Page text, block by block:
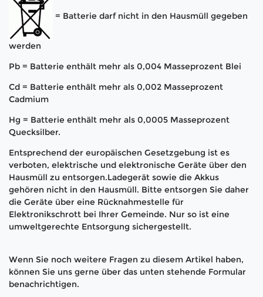
= Batterie darf nicht in den Hausmüll gegeben
werden
Pb = Batterie enthält mehr als 0,004 Masseprozent Blei
Cd = Batterie enthält mehr als 0,002 Masseprozent
Cadmium
Hg = Batterie enthält mehr als 0,0005 Masseprozent
Quecksilber.
Entsprechend der europäischen Gesetzgebung ist es
verboten, elektrische und elektronische Geräte über den
Hausmüll zu entsorgen.Ladegerät sowie die Akkus
gehören nicht in den Hausmüll. Bitte entsorgen Sie daher
die Geräte über eine Rücknahmestelle für
Elektronikschrott bei Ihrer Gemeinde. Nur so ist eine
umweltgerechte Entsorgung sichergestellt.
Wenn Sie noch weitere Fragen zu diesem Artikel haben,
können Sie uns gerne über das unten stehende Formular
benachrichtigen.